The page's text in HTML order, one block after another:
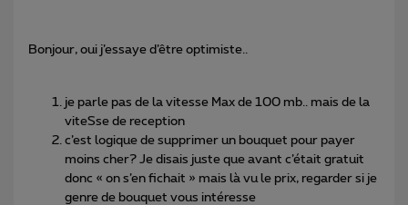
Bonjour, oui j’essaye d’être optimiste..
je parle pas de la vitesse Max de 100 mb.. mais de la
viteSse de reception
c’est logique de supprimer un bouquet pour payer
moins cher? Je disais juste que avant c’était gratuit
donc « on s’en fichait » mais là vu le prix, regarder si je
genre de bouquet vous intéresse